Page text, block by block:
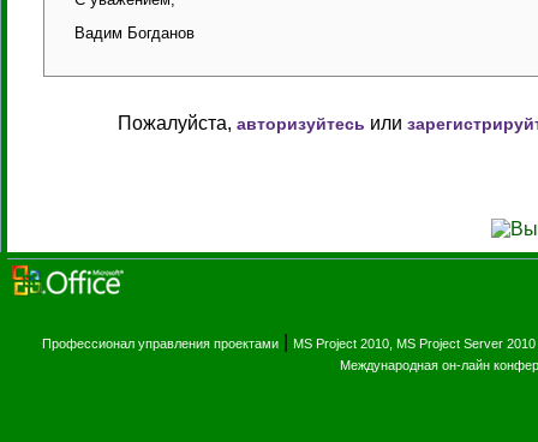
Вадим Богданов
Пожалуйста, авторизуйтесь или
Профессионал управления проектами MS Project 2010, MS Project Server 2010
Международная он-лайн